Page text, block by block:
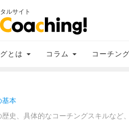
ルサイト
とは コラム コーチン
基本
歴史、具体的なコーチングスキルなど